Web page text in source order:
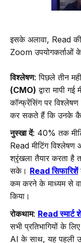
इसके अलावा, Read की
Zoom उपयोगकर्ताओं
विश्लेषण: पिछले तीन
(CMO) द्वारा मापी
कॉन्फ्रेंसिंग पर
कर सकते हैं कि उनके
नुस्खा दें: 40% तक
Read मीटिंग
श्रृंखला तैयार करता है
सके। Read सिफारिशें
कम करने के माध्यम से
किया।
रोकथाम: Read स्मार्ट
सभी प्रतिभागियों के
AI के साथ, यह पहली